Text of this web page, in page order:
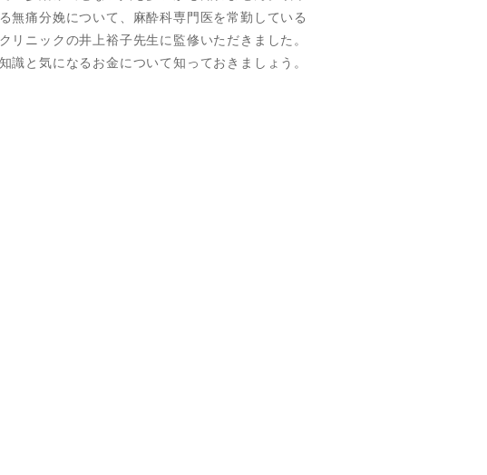
無痛分娩について、麻酔科専門医を常勤している
リニックの井上裕子先生に監修いただきました。
識と気になるお金について知っておきましょう。